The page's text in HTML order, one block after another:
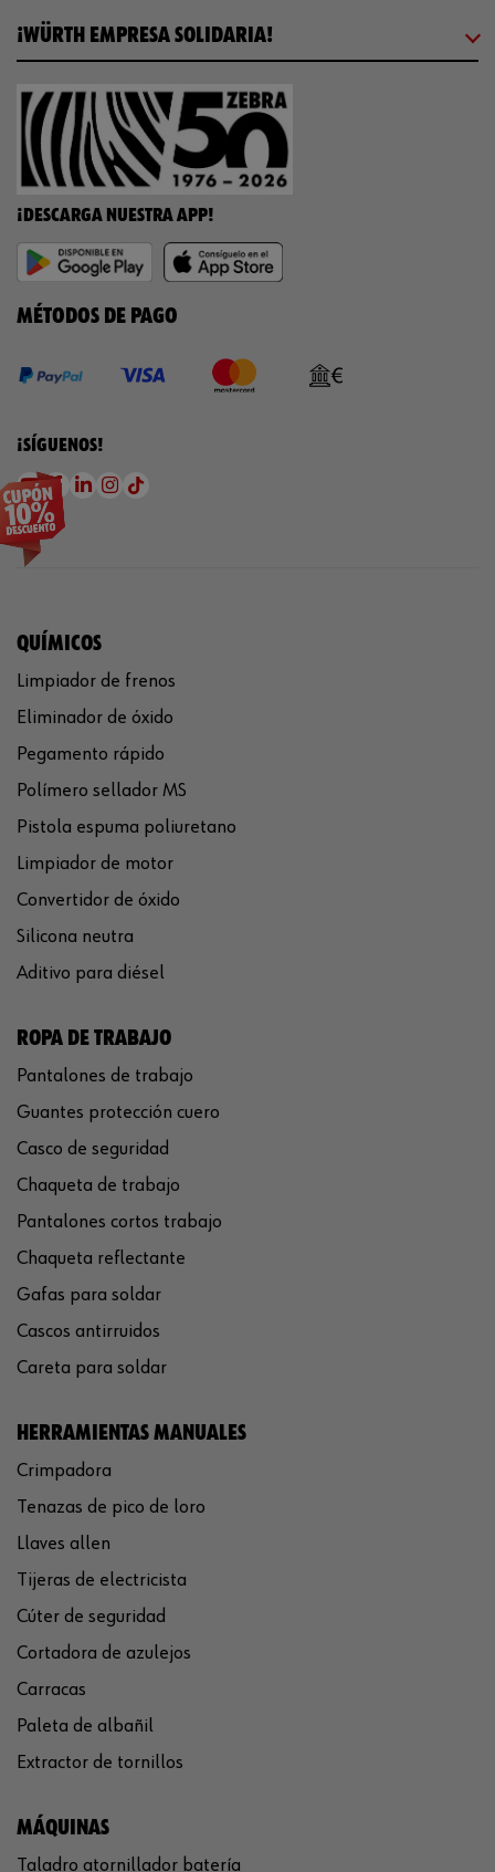
¡WÜRTH EMPRESA SOLIDARIA!
¡DESCARGA NUESTRA APP!
MÉTODOS DE PAGO
¡SÍGUENOS!
QUÍMICOS
Limpiador de frenos
Eliminador de óxido
Pegamento rápido
Polímero sellador MS
Pistola espuma poliuretano
Limpiador de motor
Convertidor de óxido
Silicona neutra
Aditivo para diésel
ROPA DE TRABAJO
Pantalones de trabajo
Guantes protección cuero
Casco de seguridad
Chaqueta de trabajo
Pantalones cortos trabajo
Chaqueta reflectante
Gafas para soldar
Cascos antirruidos
Careta para soldar
HERRAMIENTAS MANUALES
Crimpadora
Tenazas de pico de loro
Llaves allen
Tijeras de electricista
Cúter de seguridad
Cortadora de azulejos
Carracas
Paleta de albañil
Extractor de tornillos
MÁQUINAS
Taladro atornillador batería